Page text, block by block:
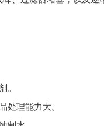
。
处理能力大。